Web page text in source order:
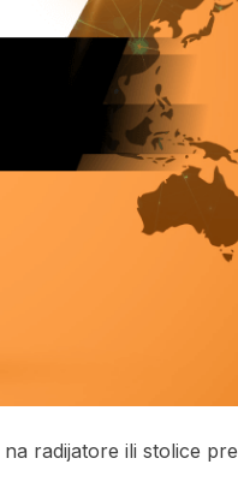
radijatore ili stolice